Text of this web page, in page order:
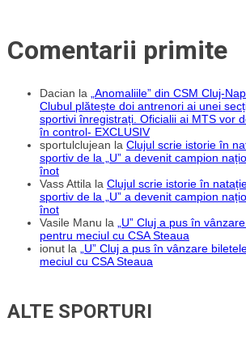
Comentarii primite
Dacian la „Anomaliile” din CSM Cluj-
Clubul plătește doi antrenori ai unei
sportivi înregistrați. Oficialii ai MTS vor
în control- EXCLUSIV
sportulclujean la Clujul scrie istorie în
sportiv de la „U” a devenit campion
înot
Vass Attila la Clujul scrie istorie în
sportiv de la „U” a devenit campion
înot
Vasile Manu la „U” Cluj a pus în
pentru meciul cu CSA Steaua
ionut la „U” Cluj a pus în vânzare
meciul cu CSA Steaua
ALTE SPORTURI